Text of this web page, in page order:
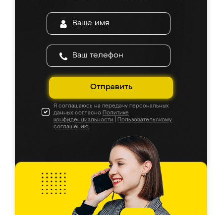
Отправить
Я соглашаюсь на передачу персональных
данных согласно Политике
конфиденциальности
Пользовательскому
соглашению